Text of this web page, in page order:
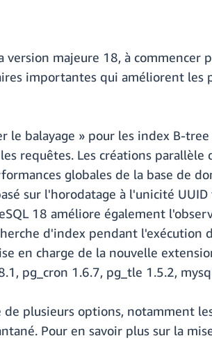
majeure 18, à commencer
importantes qui améliorent les
le balayage » pour les index B-
requêtes. Les créations
globales de la base de
sur l'horodatage à l'unicité
18 améliore également
d'index pendant l'exécution
en charge de la nouvelle
pg_cron 1.6.7, pg_tle 1.5.2,
de plusieurs options, notamment
Pour en savoir plus sur la